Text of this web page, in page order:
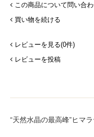
この商品について問い合
買い物を続ける
レビューを見る(0件)
レビューを投稿
“天然水晶の最高峰”ヒマ